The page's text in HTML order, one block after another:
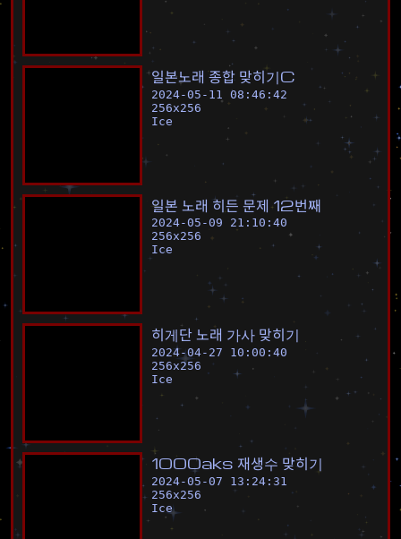
일본노래 종합 맞히기C
2024-05-11 08:46:42
256x256
Ice
일본 노래 히든 문제 12번째
2024-05-09 21:10:40
256x256
Ice
히게단노래 가사 맞히기
2024-04-27 10:00:40
256x256
Ice
1000aks 재생수 맞히기
2024-05-07 13:24:31
256x256
Ice